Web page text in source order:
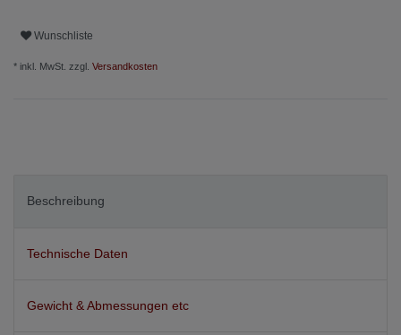
Wunschliste
* inkl. MwSt. zzgl. Versandkosten
Beschreibung
Technische Daten
Gewicht & Abmessungen etc